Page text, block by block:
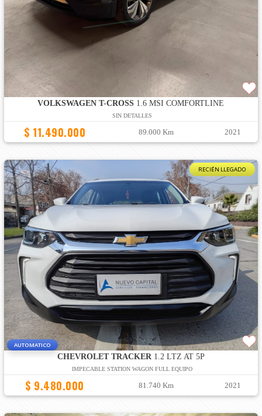
VOLKSWAGEN T-CROSS 1.6 MSI COMFORTLINE
SIN DETALLES
$ 11.490.000 89.000 Km 2021
RECIÉN LLEGADO
AUTOMATICO
CHEVROLET TRACKER 1.2 LTZ AT 5P
IMPECABLE STATION WAGON FULL EQUIPO
$ 9.480.000 81.740 Km 2021